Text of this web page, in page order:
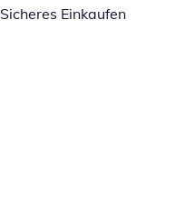
Sicheres Einkaufen